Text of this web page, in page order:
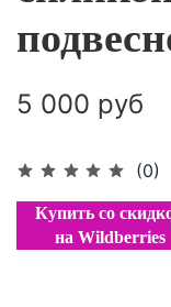
(0)
5 000 руб
Купить со
на Wildberries